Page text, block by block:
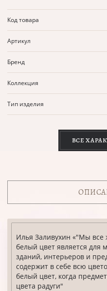
Код товара
Артикул
Бренд
Коллекция
Тип изделия
ВСЕ
Илья Заливухин «"Мы все
белый цвет является для
зданий, интерьеров и
содержит в себе всю
белый цвет, когда
цвета радуги"